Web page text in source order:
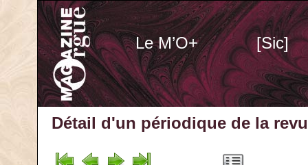
Le M’O+ [Sic]
Détail d'un périodique de la